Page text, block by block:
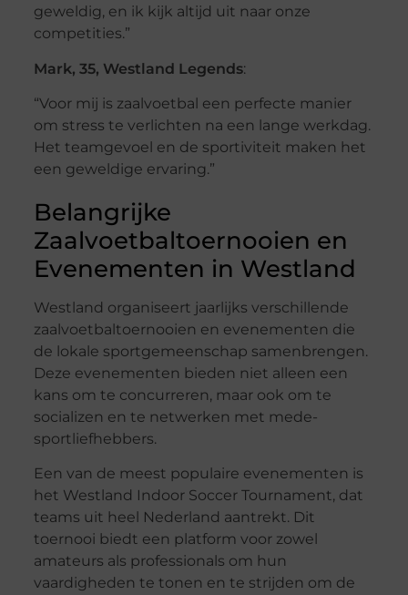
geweldig, en ik kijk altijd uit naar onze
competities.”
Mark, 35, Westland Legends:
“Voor mij is zaalvoetbal een perfecte manier
om stress te verlichten na een lange werkdag.
Het teamgevoel en de sportiviteit maken het
een geweldige ervaring.”
Belangrijke
Zaalvoetbaltoernooien en
Evenementen in Westland
Westland organiseert jaarlijks verschillende
zaalvoetbaltoernooien en evenementen die
de lokale sportgemeenschap samenbrengen.
Deze evenementen bieden niet alleen een
kans om te concurreren, maar ook om te
socializen en te netwerken met mede-
sportliefhebbers.
Een van de meest populaire evenementen is
het Westland Indoor Soccer Tournament, dat
teams uit heel Nederland aantrekt. Dit
toernooi biedt een platform voor zowel
amateurs als professionals om hun
vaardigheden te tonen en te strijden om de